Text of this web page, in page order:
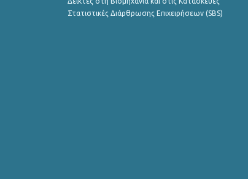
Στατιστικές Διάρθρωσης Επιχειρήσεων (SBS)